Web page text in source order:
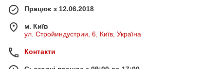
Працює з 12.06.2018
м. Київ
ул. Стройиндустрии, 6, Київ, Україна
Контакти